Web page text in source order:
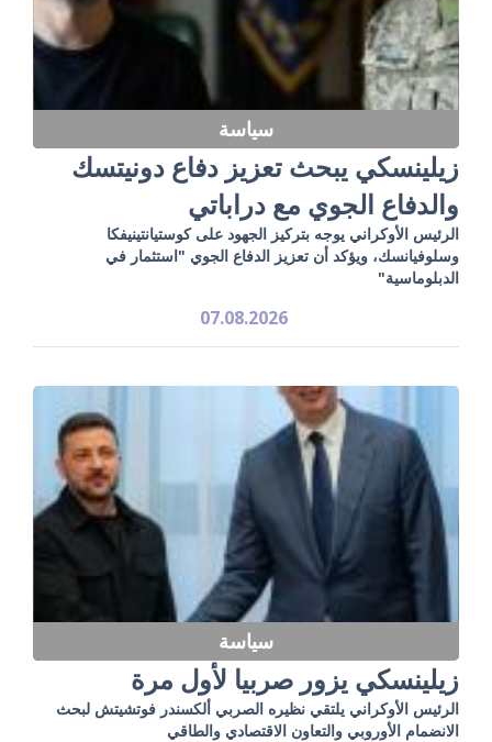
سياسة
زيلينسكي يبحث تعزيز دفاع دونيتسك
والدفاع الجوي مع دراباتي
الرئيس الأوكراني يوجه بتركيز الجهود على كوستيانتينيفكا
وسلوفيانسك، ويؤكد أن تعزيز الدفاع الجوي "استثمار في
الدبلوماسية"
07.08.2026
سياسة
زيلينسكي يزور صربيا لأول مرة
الرئيس الأوكراني يلتقي نظيره الصربي ألكسندر فوتشيتش لبحث
الانضمام الأوروبي والتعاون الاقتصادي والطاقي